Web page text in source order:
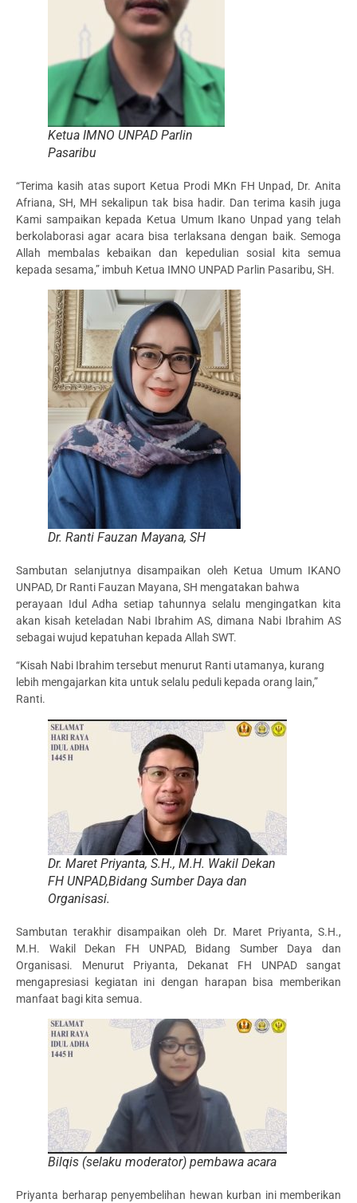
Ketua IMNO UNPAD Parlin
Pasaribu
“Terima kasih atas suport Ketua Prodi MKn FH Unpad, Dr. Anita
Afriana, SH, MH sekalipun tak bisa hadir. Dan terima kasih juga
Kami sampaikan kepada Ketua Umum Ikano Unpad yang telah
berkolaborasi agar acara bisa terlaksana dengan baik. Semoga
Allah membalas kebaikan dan kepedulian sosial kita semua
kepada sesama,” imbuh Ketua IMNO UNPAD Parlin Pasaribu, SH.
Dr. Ranti Fauzan Mayana, SH
Sambutan selanjutnya disampaikan oleh Ketua Umum IKANO
UNPAD, Dr Ranti Fauzan Mayana, SH mengatakan bahwa
perayaan Idul Adha setiap tahunnya selalu mengingatkan kita
akan kisah keteladan Nabi Ibrahim AS, dimana Nabi Ibrahim AS
sebagai wujud kepatuhan kepada Allah SWT.
“Kisah Nabi Ibrahim tersebut menurut Ranti utamanya, kurang
lebih mengajarkan kita untuk selalu peduli kepada orang lain,”
Ranti.
Dr. Maret Priyanta, S.H., M.H. Wakil Dekan
FH UNPAD,Bidang Sumber Daya dan
Organisasi.
Sambutan terakhir disampaikan oleh Dr. Maret Priyanta, S.H.,
M.H. Wakil Dekan FH UNPAD, Bidang Sumber Daya dan
Organisasi. Menurut Priyanta, Dekanat FH UNPAD sangat
mengapresiasi kegiatan ini dengan harapan bisa memberikan
manfaat bagi kita semua.
Bilqis (selaku moderator) pembawa acara
Priyanta berharap penyembelihan hewan kurban ini memberikan